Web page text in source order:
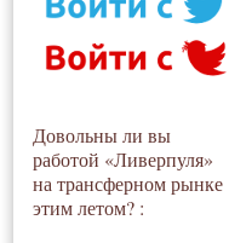
Довольны ли вы
работой «Ливерпуля»
на трансферном рынке
этим летом? :